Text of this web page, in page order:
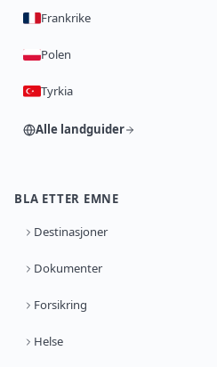
Frankrike
Polen
Tyrkia
Alle landguider
BLA ETTER EMNE
Destinasjoner
Dokumenter
Forsikring
Helse